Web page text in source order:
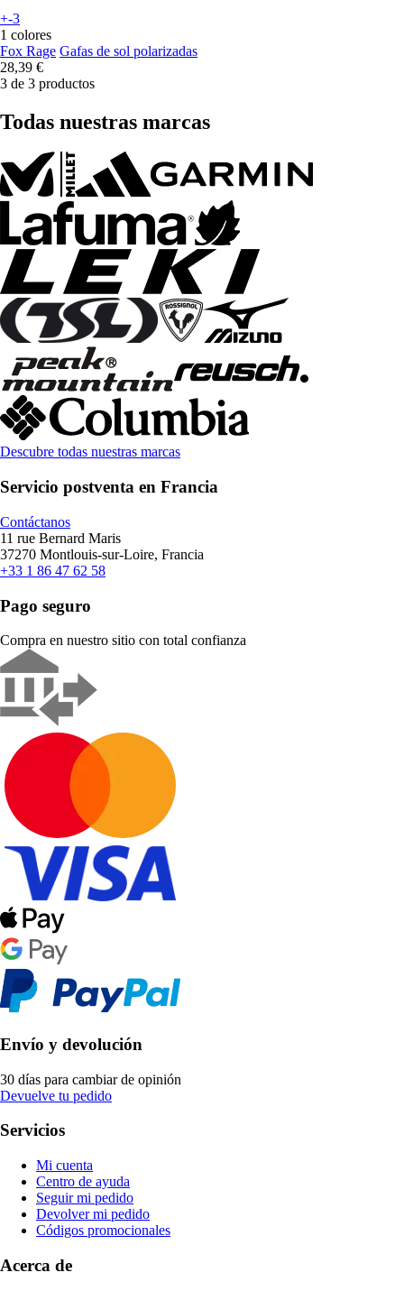
+-3
1 colores
Fox Rage Gafas de sol polarizadas
28,39 €
3 de 3 productos
Todas nuestras marcas
Descubre todas nuestras marcas
Servicio postventa en Francia
Contáctanos
11 rue Bernard Maris
37270 Montlouis-sur-Loire, Francia
+33 1 86 47 62 58
Pago seguro
Compra en nuestro sitio con total confianza
Envío y devolución
30 días para cambiar de opinión
Devuelve tu pedido
Servicios
Mi cuenta
Centro de ayuda
Seguir mi pedido
Devolver mi pedido
Códigos promocionales
Acerca de